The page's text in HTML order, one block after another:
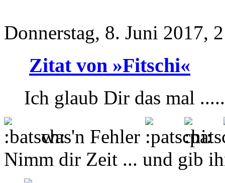
Donnerstag, 8. Juni 2017,
Zitat von »Fitschi«
Ich glaub Dir das mal
was'n Fehler
Nimm dir Zeit ... und gib